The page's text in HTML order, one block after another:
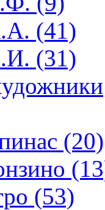
(41)
(31)
(20)
(53)